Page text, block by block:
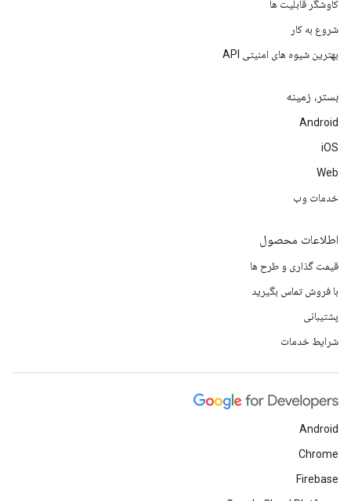
کاوشگر قابلیت ها
شروع به کار
بهترین شیوه های امنیتی API
بستر، زمینه
Android
iOS
Web
خدمات وب
اطلاعات محصول
قیمت گذاری و طرح ها
با فروش تماس بگیرید
پشتیبانی
شرایط خدمات
Android
Chrome
Firebase